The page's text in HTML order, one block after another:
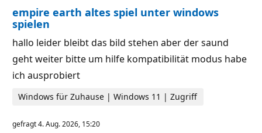
s
p
u
k
t
e
g
k
t
p
u
n
t
empire earth altes spiel unter windows
spielen
hallo leider bleibt das bild stehen aber der saund
geht weiter bitte um hilfe kompatibilität modus habe
ich ausprobiert
Windows für Zuhause | Windows 11 | Zugriff
gefragt4. Aug. 2026, 15:20